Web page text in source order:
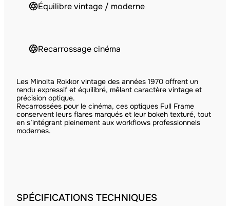
Équilibre vintage / moderne
Recarrossage cinéma
Les Minolta Rokkor vintage des années 1970 offrent un
rendu expressif et équilibré, mêlant caractère vintage et
précision optique.
Recarrossées pour le cinéma, ces optiques Full Frame
conservent leurs flares marqués et leur bokeh texturé, tout
en s’intégrant pleinement aux workflows professionnels
modernes.
SPÉCIFICATIONS TECHNIQUES